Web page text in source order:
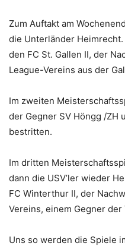
Zum Auftakt am
die Unterländer
den FC St. Gallen II, der
League-Vereins aus der
Im zweiten
der Gegner SV Höngg /ZH
bestritten.
Im dritten
dann die USV’ler wieder
FC Winterthur II, der
Vereins, einem Gegner
Uns so werden die Spiele